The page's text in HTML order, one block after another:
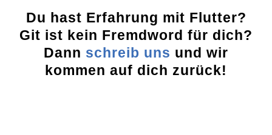
Du hast Erfahrung mit Flutter?
Git ist kein Fremdword für dich?
Dann schreib uns und wir
kommen auf dich zurück!